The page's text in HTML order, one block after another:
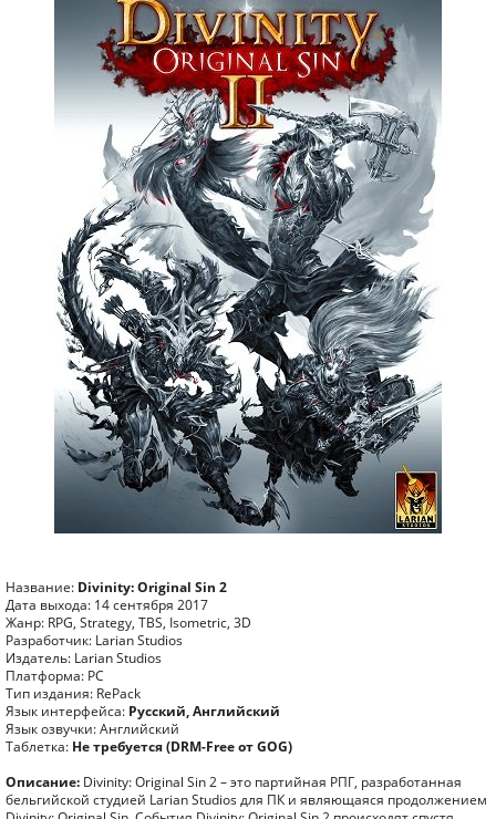
Название: Divinity: Original Sin 2
Дата выхода: 14 сентября 2017
Жанр: RPG, Strategy, TBS, Isometric, 3D
Разработчик: Larian Studios
Издатель: Larian Studios
Платформа: PC
Тип издания: RePack
Язык интерфейса: Русский, Английский
Язык озвучки: Английский
Таблетка: Не требуется (DRM-Free от GOG)
Описание: Divinity: Original Sin 2 – это партийная РПГ, разработанная
бельгийской студией Larian Studios для ПК и являющаяся продолжением